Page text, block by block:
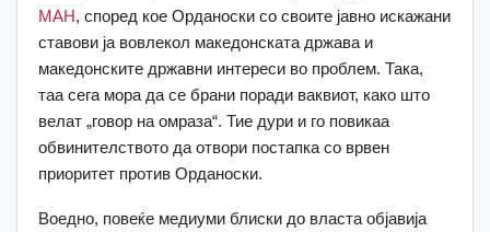
МАН, според кое Орданоски со своите јавно искажани
ставови ја вовлекол македонската држава и
македонските државни интереси во проблем. Така,
таа сега мора да се брани поради ваквиот, како што
велат „говор на омраза“. Тие дури и го повикаа
обвинителството да отвори постапка со врвен
приоритет против Орданоски.
Воедно, повеќе медиуми блиски до власта објавија